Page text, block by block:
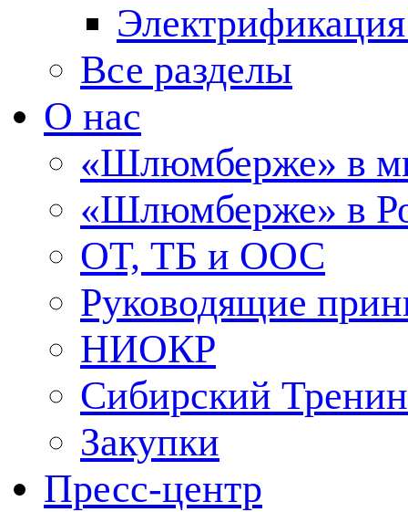
Все разделы
О нас
«Шлюмберже» в
«Шлюмберже» в
ОТ, ТБ и ООС
Руководящие
НИОКР
Сибирский
Закупки
Пресс-центр